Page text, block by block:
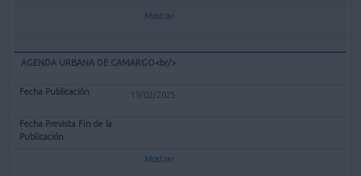
Mostrar
AGENDA URBANA DE CAMARGO<br/>
19/02/2025
Mostrar